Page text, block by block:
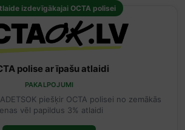
izdevīgākajai OCTA polisei
polise ar īpašu atlaidi
PAKALPOJUMI
piešķir OCTA polisei no zemākās
vēl papildus 3% atlaidi